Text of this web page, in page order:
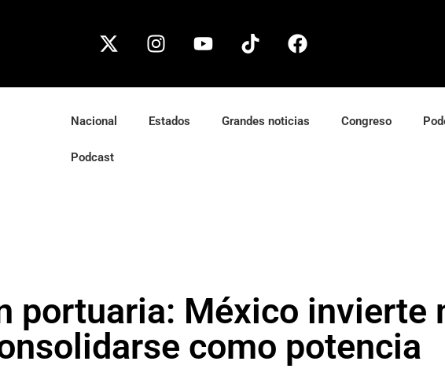
Nacional Estados Grandes noticias Congreso
Podcast
portuaria: México invierte
como potencia